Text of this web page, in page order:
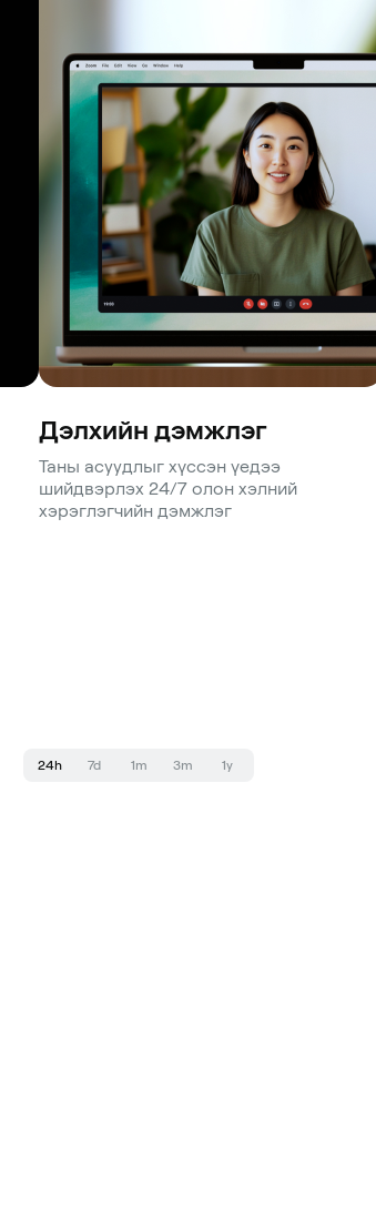
Дэлхийн дэмжлэг
Таны асуудлыг хүссэн үедээ
шийдвэрлэх 24/7 олон хэлний
хэрэглэгчийн дэмжлэг
24h 7d 1m 3m 1y